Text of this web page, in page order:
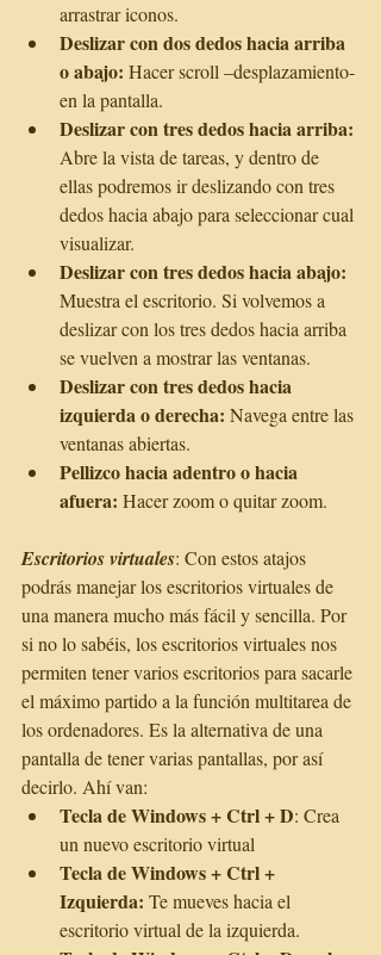
arrastrar iconos.
Deslizar con dos dedos hacia arriba
o abajo: Hacer scroll –desplazamiento-
en la pantalla.
Deslizar con tres dedos hacia arriba:
Abre la vista de tareas, y dentro de
ellas podremos ir deslizando con tres
dedos hacia abajo para seleccionar cual
visualizar.
Deslizar con tres dedos hacia abajo:
Muestra el escritorio. Si volvemos a
deslizar con los tres dedos hacia arriba
se vuelven a mostrar las ventanas.
Deslizar con tres dedos hacia
izquierda o derecha: Navega entre las
ventanas abiertas.
Pellizco hacia adentro o hacia
afuera: Hacer zoom o quitar zoom.
Escritorios virtuales: Con estos atajos
podrás manejar los escritorios virtuales de
una manera mucho más fácil y sencilla. Por
si no lo sabéis, los escritorios virtuales nos
permiten tener varios escritorios para sacarle
el máximo partido a la función multitarea de
los ordenadores. Es la alternativa de una
pantalla de tener varias pantallas, por así
decirlo. Ahí van:
Tecla de Windows + Ctrl + D: Crea
un nuevo escritorio virtual
Tecla de Windows + Ctrl +
Izquierda: Te mueves hacia el
escritorio virtual de la izquierda.